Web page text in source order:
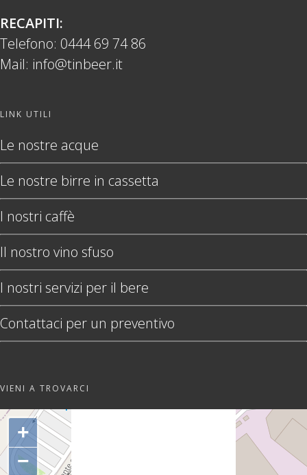
RECAPITI:
Telefono: 0444 69 74 86
Mail: info@tinbeer.it
LINK UTILI
Le nostre acque
Le nostre birre in cassetta
I nostri caffè
Il nostro vino sfuso
I nostri servizi per il bere
Contattaci per un preventivo
VIENI A TROVARCI
s=d.createElement('scr'+'ipt');
+
−